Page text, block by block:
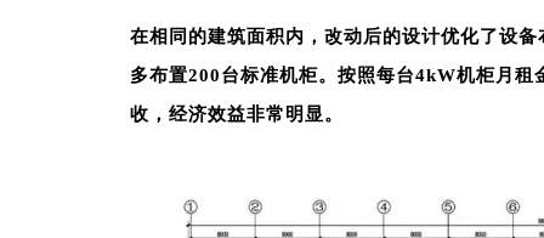
在相同的建筑面积内，改动后的设计优化了设
多布置200台标准机柜。按照每台4kW机柜月
收，经济效益非常明显。